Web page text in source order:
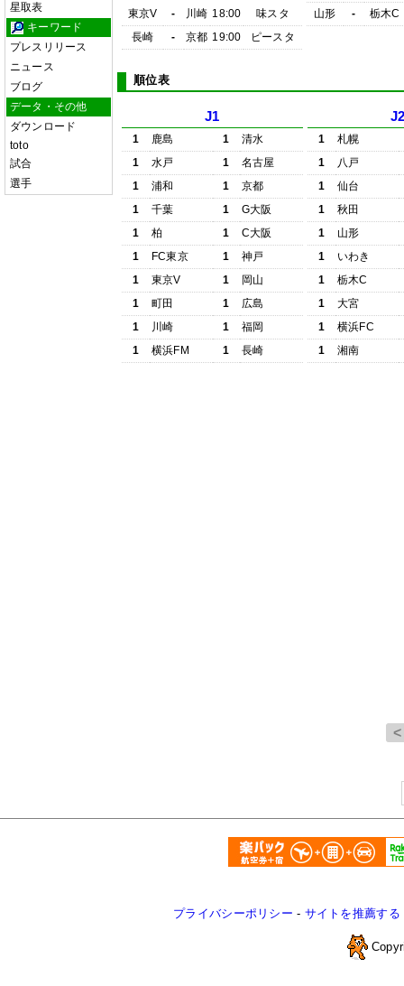
星取表
キーワード
プレスリリース
ニュース
ブログ
データ・その他
ダウンロード
toto
試合
選手
東京V
- 川崎 18:00
味スタ
長崎
- 京都 19:00 ピースタ
山形
- 栃木C
順位表
J1
1 鹿島 1
清水
1
水戸 1
名古屋
1
浦和 1
京都
1
千葉 1
G大阪
1
柏 1
C大阪
1
FC東京 1
神戸
1
東京V 1
岡山
1
町田 1
広島
1
川崎 1
福岡
1
横浜FM 1 長崎
1
札幌
1
八戸
1
仙台
1
秋田
1
山形
1
いわき
1
栃木C
1
大宮
1
横浜FC
1
湘南
プライバシーポリシー - サイトを推薦する